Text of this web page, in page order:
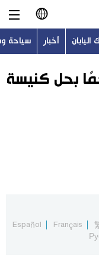
日本語
English
Русский
اليابان أخبار سياحة
بحل كنيسة
Français
Español